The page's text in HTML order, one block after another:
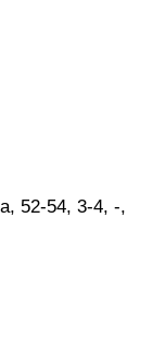
52-54, 3-4, -,